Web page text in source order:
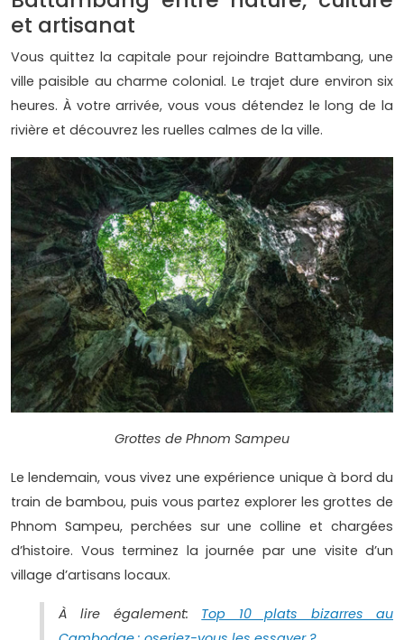
et artisanat
Vous quittez la capitale pour rejoindre Battambang, une
ville paisible au charme colonial. Le trajet dure environ six
heures. À votre arrivée, vous vous détendez le long de la
rivière et découvrez les ruelles calmes de la ville.
Grottes de Phnom Sampeu
Le lendemain, vous vivez une expérience unique à bord du
train de bambou, puis vous partez explorer les grottes de
Phnom Sampeu, perchées sur une colline et chargées
d’histoire. Vous terminez la journée par une visite d’un
village d’artisans locaux.
À lire également: Top 10 plats bizarres au